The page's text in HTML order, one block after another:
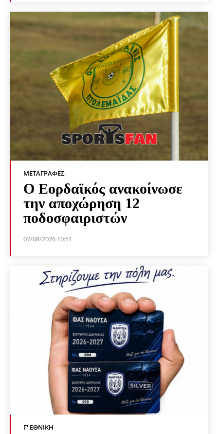
ΜΕΤΑΓΡΑΦΈΣ
Ο Εορδαϊκός ανακοίνωσε
την αποχώρηση 12
ποδοσφαιριστών
07/08/2026 10:51
Γ' ΕΘΝΙΚΉ